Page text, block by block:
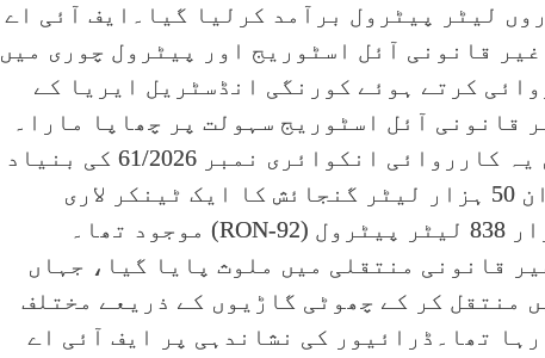
لیٹر پیٹرول برآمد کرلیا گیا۔ایف آئی اے
قانونی آئل اسٹوریج اور پیٹرول چوری میں
کرتے ہوئے کورنگی انڈسٹریل ایریا کے
قانونی آئل اسٹوریج سہولت پر چھاپا مارا۔
ترجمان ایف آئی اے کے مطابق یہ کارروائی انکوائری نمبر 61/2026 کی بنیاد
پر عمل میں لائی گئی۔ اس دوران 50 ہزار لیٹر گنجائش کا ایک ٹینکر لاری
برآمد کیا گیا، جس میں 49 ہزار 838 لیٹر پیٹرول (RON-92) موجود تھا۔
قانونی منتقلی میں ملوث پایا گیا، جہاں
منتقل کر کے چھوٹی گاڑیوں کے ذریعے مختلف
تھا۔ڈرائیور کی نشاندہی پر ایف آئی اے